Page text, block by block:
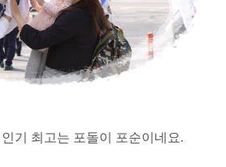
기 최고는 포돌이 포순이네요.